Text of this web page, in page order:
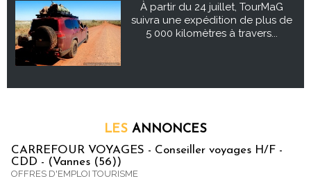
À partir du 24 juillet, TourMaG
suivra une expédition de plus de
5 000 kilomètres à travers...
LES ANNONCES
CARREFOUR VOYAGES - Conseiller voyages H/F -
CDD - (Vannes (56))
OFFRES D'EMPLOI TOURISME